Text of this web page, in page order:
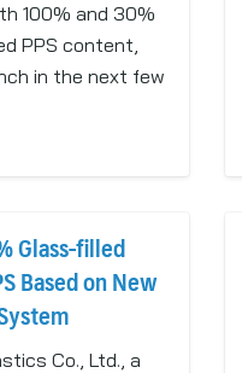
100% and 30%
PPS content,
in the next few
Glass-filled
Based on New
Co., Ltd., a